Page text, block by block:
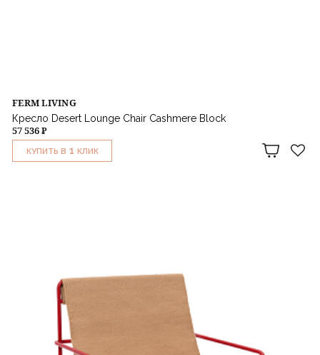
FERM LIVING
Кресло Desert Lounge Chair Cashmere Block
57 536 ₽
КУПИТЬ В 1 КЛИК